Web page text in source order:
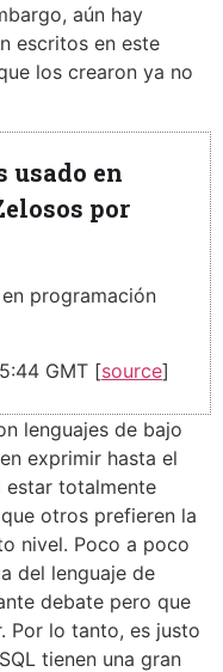
aún hay
escritos en este
los crearon ya no
usado en
por
programación
GMT [source]
lenguajes de bajo
exprimir hasta el
estar totalmente
otros prefieren la
nivel. Poco a poco
del lenguaje de
debate pero que
Por lo tanto, es justo
tienen una gran